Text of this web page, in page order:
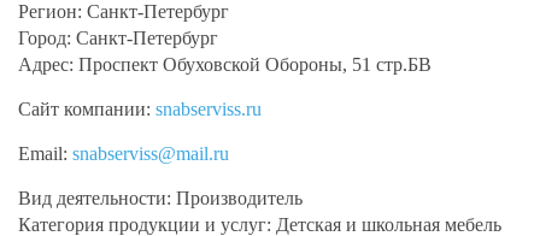
Регион: Санкт-Петербург
Город: Санкт-Петербург
Адрес: Проспект Обуховской Обороны, 51 стр.БВ
Сайт компании: snabserviss.ru
Email: snabserviss@mail.ru
Вид деятельности: Производитель
Категория продукции и услуг: Детская и школьная мебель